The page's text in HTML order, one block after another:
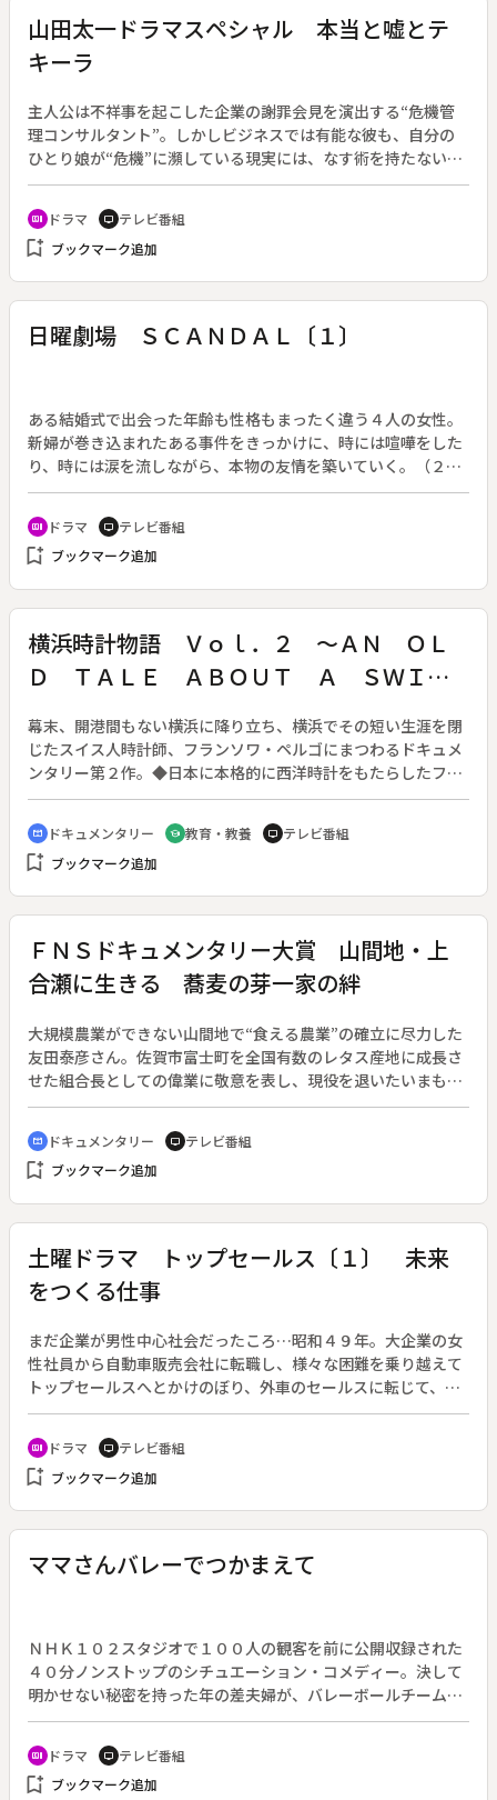
山田太一ドラマスペシャル 本当と嘘とテ
キーラ
主人公は不祥事を起こした企業の謝罪会見を演出する“危機管
理コンサルタント”。しかしビジネスでは有能な彼も、自分の
ひとり娘が“危機”に瀕している現実には、なす術を持たない。
企業と家族という二つの舞台が絡み合いながら、皆が「本当」
と「嘘」の間で揺れ動く。◆少年野球チームのユニフォームに
欠陥が見つかった製造会社。相談を受けた危機管理コンサルタ
ントの尾崎章次（佐藤浩市）は、製造会社の社長・国松（山崎
長・高野（柄本明）に被って貰うことにする。紛糾した謝罪会
見の後、章次の携帯電話に中学生の娘・朝美（夏未エレナ）か
ら意味深なメールが入った。聞けば同級生が自殺したという
の母親・川本佳代（樋口可南子）から呼び出される。
recent_actors ドラマ tv テレビ番組
bookmark_add ブックマーク追加
日曜劇場 ＳＣＡＮＤＡＬ〔１〕
ある結婚式で出会った年齢も性格もまったく違う４人の女性。
新婦が巻き込まれたある事件をきっかけに、時には喧嘩をした
り、時には涙を流しながら、本物の友情を築いていく。（２０
０８年１０月１９日～１２月２１日放送、全１０回）◆結婚１
５年目の主婦・高柳貴子（鈴木京香）４０歳。航空会社の客室
乗務員時代、華やかな時代を過ごしてきた貴子は、２５歳の時
に周りの羨望を集め広告代理店勤務の秀典（沢村一樹）と結婚
て家事をする貴子だが、名門私立中学に通う娘・咲希（荒井
萌）は反抗期で、夫も仕事とゴルフに追われ家族のことは何も
しない外面男。さらに女性の影も…。しかし、貴子は寛大な気
持ちで夫の過ちを受け止めようとしていた。◆そんな時、昔の
送られてくる。２週間後、貴子は理佐子のウェディングパーテ
ィーで３人の主婦に出会う。財務省公務員の夫と２人の幼い子
供を持つ河合ひとみ（長谷川京子）３２歳、美容整形外科クリ
藤たまき（桃井かおり）５２歳だ。◆その夜、年齢も夫の職業
も何もかも違うこの３人と一緒に、理佐子を囲んで改めてお祝
た人が支払いをする」という、いわゆる逆ナンパゲームを提案
したのだ。猛反対の貴子をよそに、結局、ひとみ、真由子、た
まきはその夜の出会いに少し心をときめかせながら、それぞれ
男性を伴い帰ってくる。ところが、いくら待っても当の理佐子
が戻ってこない。
recent_actors ドラマ tv テレビ番組
bookmark_add ブックマーク追加
横浜時計物語 Ｖｏｌ．２ ～ＡＮ ＯＬ
Ｄ ＴＡＬＥ ＡＢＯＵＴ Ａ ＳＷＩＳ
幕末、開港間もない横浜に降り立ち、横浜でその短い生涯を閉
じたスイス人時計師、フランソワ・ペルゴにまつわるドキュメ
ンタリー第２作。◆日本に本格的に西洋時計をもたらしたフラ
ンソワ・ペルゴは、いまも続く有名時計メーカー、ジラール・
ペルゴ社創立者の義弟にあたり、スイス高級時計協会の肩書も
背負って日本へやってきた。４３歳の若さで脳卒中に倒れ、い
まは外国人墓地に眠る彼の足跡をたどる。また、彼の手で輸入
といわれるスイスのラ・ショー・ド・フォンにあるフランソワ
ゆかりの場所を訪ね、スイスと日本をつないだ彼の実像に迫
る。案内役は時計コレクターの大川展功氏。
cinematic_blur ドキュメンタリー school 教育・教養 tv テレビ番組
bookmark_add ブックマーク追加
ＦＮＳドキュメンタリー大賞 山間地・上
合瀬に生きる 蕎麦の芽一家の絆
大規模農業ができない山間地で“食える農業”の確立に尽力した
友田泰彦さん。佐賀市富士町を全国有数のレタス産地に成長さ
せた組合長としての偉業に敬意を表し、現役を退いたいまも町
民に「組合長」と呼ばれる８０歳の友田さんの日々を追う。◆
組合長を辞めた１０年前、友田さんは独学で蕎麦作りを始め
た。一番の特徴は、この地区に昔からあった地種を使うとこ
ろ。６年前には自分で打った蕎麦を食べさせる小さな店を出す
きたが、三世代が安定して食べていくにはまだまだ不安な友田
農園。食っていけるのだろうか、友田さんの悩みは深い。そん
な友田さんは孫たちの将来のために、「蕎麦の芽」を使った新
商品を開発。実用新案を取得、商標登録も申請した。蕎麦の芽
cinematic_blur ドキュメンタリー tv テレビ番組
bookmark_add ブックマーク追加
土曜ドラマ トップセールス〔１〕 未来
をつくる仕事
まだ企業が男性中心社会だったころ…昭和４９年。大企業の女
性社員から自動車販売会社に転職し、様々な困難を乗り越えて
トップセールスへとかけのぼり、外車のセールスに転じて、の
ちに社長にまでなる女性の一代記。（２００８年４月１２日～
５月３１日放送、全８回）◆第１回「未来をつくる仕事」。昭
和４９年、槙野久子（夏川結衣）は一流繊維会社のＯＬ。事実
上の定年２５歳目前の久子は、居場所がなくなり会社を退職。
（椎名桔平）に会い、クルマのセールスをやりたいと思うよう
になる。「女のセールスなんて」と拒否する営業所長の岡野
（蟹江敬三）を説得し、仮採用された久子だったが、訪ねる
recent_actors ドラマ tv テレビ番組
bookmark_add ブックマーク追加
ママさんバレーでつかまえて
ＮＨＫ１０２スタジオで１００人の観客を前に公開収録された
４０分ノンストップのシチュエーション・コメディー。決して
明かせない秘密を持った年の差夫婦が、バレーボールチームの
部室でコミカルな時間を繰り広げる。◆地元スーパーのバック
アップで作られたママさんバレーの弱小クラブチーム「マミー
ズ」。キャプテンである姐御肌の鈴子（黒木瞳）を筆頭に、多
彩なキャラクターのママさん選手が揃う。成績アップのテコ入
recent_actors ドラマ tv テレビ番組
bookmark_add ブックマーク追加